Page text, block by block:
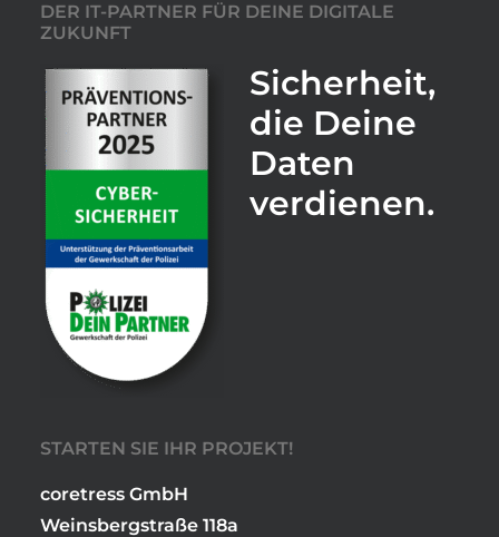
DER IT-PARTNER FÜR DEINE DIGITALE
ZUKUNFT
Sicherheit,
die Deine
Daten
verdienen.
STARTEN SIE IHR PROJEKT!
coretress GmbH
Weinsbergstraße 118a